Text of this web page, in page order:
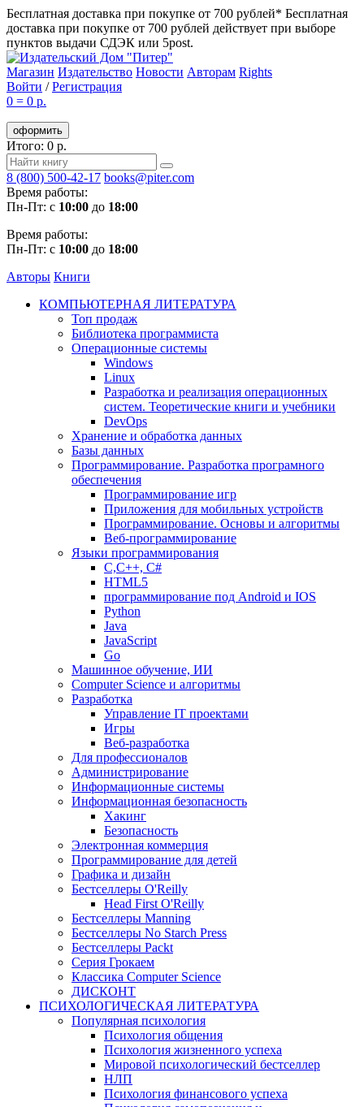
Бесплатная доставка при покупке от 700 рублей* Бесплатная
доставка при покупке от 700 рублей действует при выборе
пунктов выдачи СДЭК или 5post.
Магазин Издательство Новости Авторам Rights
Войти /Регистрация
0 = 0 р.
оформить
Итого: 0 р.
8 (800) 500-42-17 books@piter.com
Время работы:
Пн-Пт: с 10:00 до 18:00
Время работы:
Пн-Пт: с 10:00 до 18:00
Авторы Книги
КОМПЬЮТЕРНАЯ ЛИТЕРАТУРА
Топ продаж
Библиотека программиста
Операционные системы
Windows
Linux
Разработка и реализация операционных
систем. Теоретические книги и учебники
DevOps
Хранение и обработка данных
Базы данных
Программирование. Разработка програмного
обеспечения
Программирование игр
Приложения для мобильных устройств
Программирование. Основы и алгоритмы
Веб-программирование
Языки программирования
С,С++, С#
HTML5
программирование под Android и IOS
Python
Java
JavaScript
Go
Машинное обучение, ИИ
Computer Science и алгоритмы
Разработка
Управление IT проектами
Игры
Веб-разработка
Для профессионалов
Администрирование
Информационные системы
Информационная безопасность
Хакинг
Безопасность
Электронная коммерция
Программирование для детей
Графика и дизайн
Бестселлеры O'Reilly
Head First O'Reilly
Бестселлеры Manning
Бестселлеры No Starch Press
Бестселлеры Packt
Серия Грокаем
Классика Computer Science
ДИСКОНТ
ПСИХОЛОГИЧЕСКАЯ ЛИТЕРАТУРА
Популярная психология
Психология общения
Психология жизненного успеха
Мировой психологический бестселлер
НЛП
Психология финансового успеха